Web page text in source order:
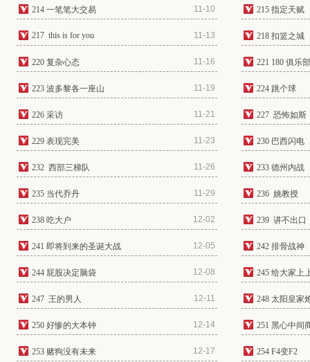
214 一笔笔大交易 11-10 215 指定天赋
217 this is for you 11-13 218 扣篮之城
220 复杂心态 11-16 221 180 俱乐部
223 波多黎各一座山 11-19 224 跳个球
226 采访 11-21 227 恐怖如斯
229 表现完美 11-23 230 巴西闪电
232 西部三梯队 11-26 233 德州内战
235 当代乔丹 11-29 236 姚教授
238 吃大户 12-02 239 讲不出口
241 即将到来的圣诞大战 12-05 242 排骨战神
244 屁股决定脑袋 12-08 245 给大家上
247 王的男人 12-11 248 太阳皇家
250 好惨的大本钟 12-14 251 黑心中间
253 赌狗没有未来 12-17 254 F4变F2